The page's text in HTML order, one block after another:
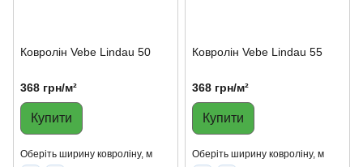
Ковролін Vebe Lindau 50
368 грн/м²
Купити
Оберіть ширину ковроліну, м
Ковролін Vebe Lindau 55
368 грн/м²
Купити
Оберіть ширину ковроліну, м